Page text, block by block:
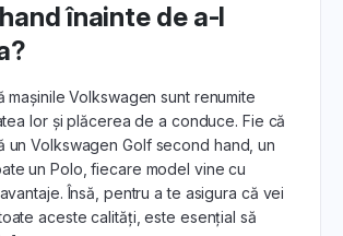
înainte de a-l
mașinile Volkswagen sunt renumite
lor și plăcerea de a conduce. Fie că
un Volkswagen Golf second hand, un
un Polo, fiecare model vine cu
Însă, pentru a te asigura că vei
aceste calități, este esențial să